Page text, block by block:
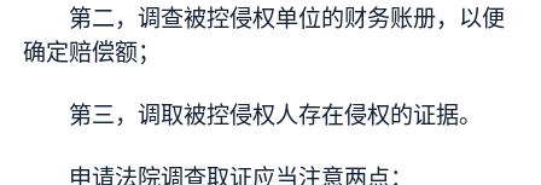
第二，调查被控侵权单位的财务账册，以便
确定赔偿额；
第三，调取被控侵权人存在侵权的证据。
申请法院调查取证应当注意两点：